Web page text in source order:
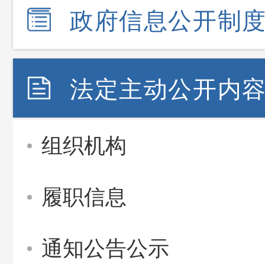
政府信息公开制
法定主动公开内
组织机构
履职信息
通知公告公示